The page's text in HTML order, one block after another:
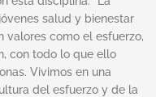
salud y bienestar
valores como el esfuerzo,
con todo lo que ello
Vivimos en una
del esfuerzo y de la